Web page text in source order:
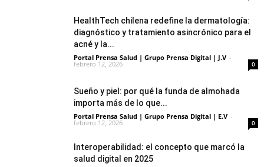
HealthTech chilena redefine la dermatología:
diagnóstico y tratamiento asincrónico para el
acné y la...
Portal Prensa Salud | Grupo Prensa Digital | J.V -
febrero 12, 2026 0
Sueño y piel: por qué la funda de almohada
importa más de lo que...
Portal Prensa Salud | Grupo Prensa Digital | E.V -
febrero 12, 2026 0
Interoperabilidad: el concepto que marcó la
salud digital en 2025